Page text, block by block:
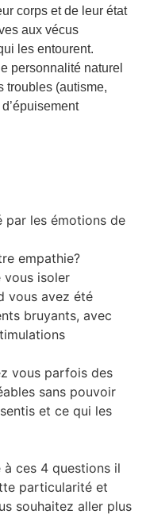
corps et de leur état
aux vécus
les entourent.
personnalité naturel
troubles (autisme,
par les émotions de
empathie?
vous isoler
vous avez été
bruyants, avec
vous parfois des
sans pouvoir
et ce qui les
à ces 4 questions il
particularité et
souhaitez aller plus